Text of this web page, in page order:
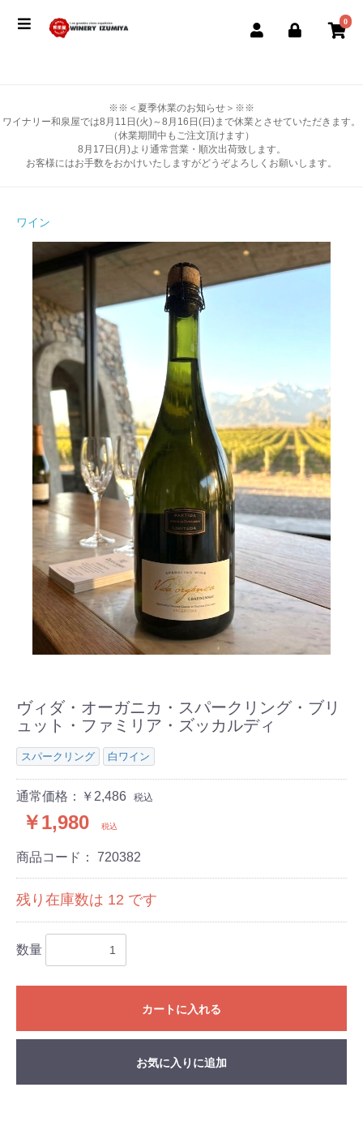
0
※※＜夏季休業のお知らせ＞※※
ワイナリー和泉屋では8月11日(火)～8月16日(日)まで休業とさせていただきます。
（休業期間中もご注文頂けます）
8月17日(月)より通常営業・順次出荷致します。
お客様にはお手数をおかけいたしますがどうぞよろしくお願いします。
ワイン
ヴィダ・オーガニカ・スパークリング・ブリ
ュット・ファミリア・ズッカルディ
スパークリング 白ワイン
通常価格：￥2,486 税込
￥1,980 税込
商品コード： 720382
残り在庫数は 12 です
数量
カートに入れる
お気に入りに追加